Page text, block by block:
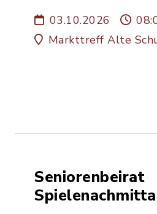
03.10.2026
Markttreff Alte
Seniorenbeirat